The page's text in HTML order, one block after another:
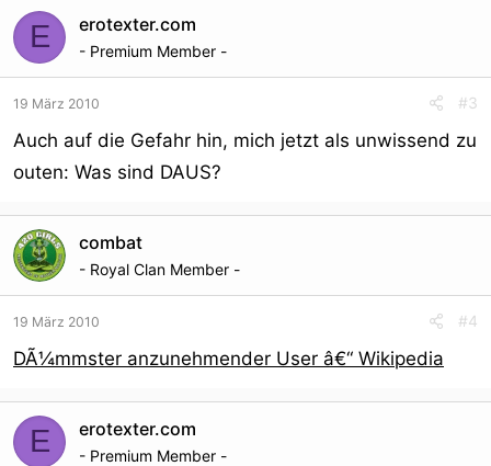
E erotexter.com
- Premium Member -
19 März 2010 #3
Auch auf die Gefahr hin, mich jetzt als unwissend zu
outen: Was sind DAUS?
combat
- Royal Clan Member -
19 März 2010 #4
DÃ¼mmster anzunehmender User â€“ Wikipedia
E erotexter.com
- Premium Member -